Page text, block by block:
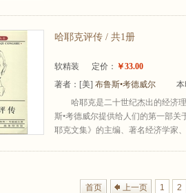
哈耶克评传 / 共1册
软精装 定价： ￥33.00
著者： [美] 布鲁斯•考德威尔
本
哈耶克是二十世纪杰出的经济
斯•考德威尔提供给人们的第一部
耶克文集》的主编、著名经济学家
首页 上一页 1 2